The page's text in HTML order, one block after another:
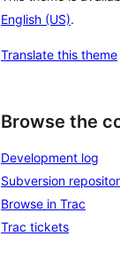
English (US).
Translate this theme
Browse the
Development log
Subversion
Browse in Trac
Trac tickets